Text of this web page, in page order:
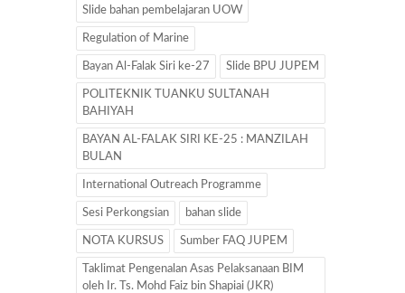
Slide bahan pembelajaran UOW
Regulation of Marine
Bayan Al-Falak Siri ke-27 Slide BPU JUPEM
POLITEKNIK TUANKU SULTANAH
BAHIYAH
BAYAN AL-FALAK SIRI KE-25 : MANZILAH
BULAN
International Outreach Programme
Sesi Perkongsian bahan slide
NOTA KURSUS Sumber FAQ JUPEM
Taklimat Pengenalan Asas Pelaksanaan BIM
oleh Ir. Ts. Mohd Faiz bin Shapiai (JKR)